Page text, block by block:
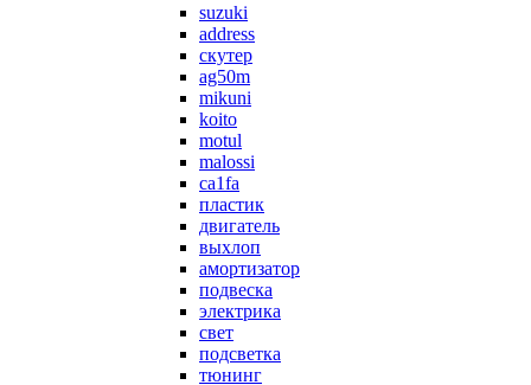
suzuki
address
скутер
ag50m
mikuni
koito
motul
malossi
ca1fa
пластик
двигатель
выхлоп
амортизатор
подвеска
электрика
свет
подсветка
тюнинг